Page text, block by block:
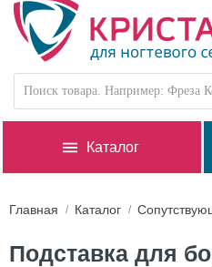
Каталог
Главная Каталог
Подставка для